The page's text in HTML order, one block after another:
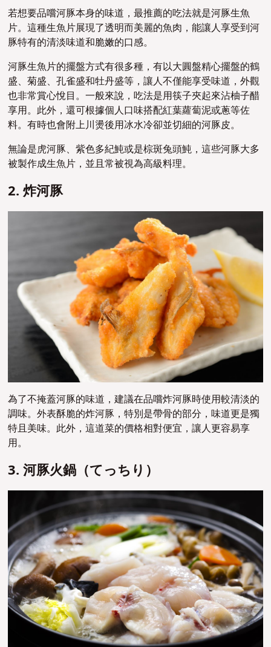
若想要品嚐河豚本身的味道，最推薦的吃法就是河豚生魚
片。這種生魚片展現了透明而美麗的魚肉，能讓人享受到河
豚特有的清淡味道和脆嫩的口感。
河豚生魚片的擺盤方式有很多種，有以大圓盤精心擺盤的鶴
盛、菊盛、孔雀盛和牡丹盛等，讓人不僅能享受味道，外觀
也非常賞心悅目。一般來說，吃法是用筷子夾起來沾柚子醋
享用。此外，還可根據個人口味搭配紅葉蘿蔔泥或蔥等佐
料。有時也會附上川燙後用冰水冷卻並切細的河豚皮。
無論是虎河豚、紫色多紀魨或是棕斑兔頭魨，這些河豚大多
被製作成生魚片，並且常被視為高級料理。
2. 炸河豚
為了不掩蓋河豚的味道，建議在品嚐炸河豚時使用較清淡的
調味。外表酥脆的炸河豚，特別是帶骨的部分，味道更是獨
特且美味。此外，這道菜的價格相對便宜，讓人更容易享
用。
3. 河豚火鍋（てっちり）